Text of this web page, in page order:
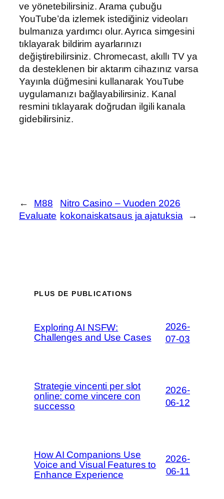
ve yönetebilirsiniz. Arama çubuğu
YouTube’da izlemek istediğiniz videoları
bulmanıza yardımcı olur. Ayrıca simgesini
tıklayarak bildirim ayarlarınızı
değiştirebilirsiniz. Chromecast, akıllı TV ya
da desteklenen bir aktarım cihazınız varsa
Yayınla düğmesini kullanarak YouTube
uygulamanızı bağlayabilirsiniz. Kanal
resmini tıklayarak doğrudan ilgili kanala
gidebilirsiniz.
←
M88
Evaluate
Nitro Casino – Vuoden 2026
kokonaiskatsaus ja ajatuksia
→
PLUS DE PUBLICATIONS
Exploring AI NSFW:
Challenges and Use Cases
2026-
07-03
Strategie vincenti per slot
online: come vincere con
successo
2026-
06-12
How AI Companions Use
Voice and Visual Features to
Enhance Experience
2026-
06-11